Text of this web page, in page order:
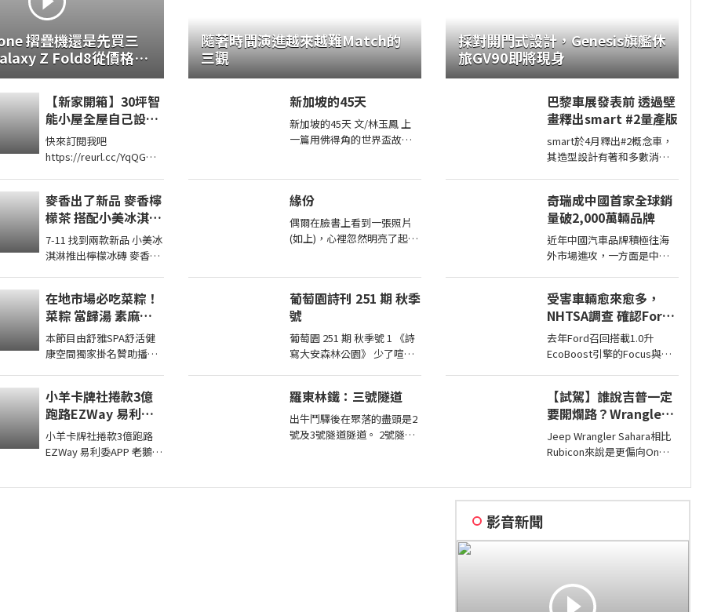
摺疊機還是先買三
Z Fold8從價格到
箱上手分析
【新家開箱】30坪智
能小屋全屋自己設
計！自己裝潢居然省
了100萬！
快來訂閱我吧
https://reurl.cc/YqQGW0
我的FB在這兒
https://reurl.cc/5d9p5q
我 ...
麥香出了新品 麥香檸
檬茶 搭配小美冰淇淋
新品 檸檬冰磚 好好
喝喔
7-11 找到兩款新品 小美冰
淇淋推出檸檬冰磚 麥香推
檸檬茶有香味 但喝起來不
酸 ...
在地市場必吃菜粽！
菜粽 當歸湯 素麻醬
乾麵台南美食 西港美
食 街頭小吃 美食 美
streetfood
本節目由舒雅SPA舒活健
康空間獨家掛名贊助播出
區育平五街79號
062985552 ...
小羊卡牌社捲款3億
跑路EZWay 易利委
APP 老鵝特搜1836
小羊卡牌社捲款3億跑路
EZWay 易利委APP 老鵝特
隨著時間演進越來越難Match的
三觀
新加坡的45天
新加坡的45天 文/林玉鳳 上
一篇用佛得角的世界盃故
緣份
偶爾在臉書上看到一張照片
(如上)，心裡忽然明亮了起
葡萄園詩刊 251 期 秋季
號
葡萄園 251 期 秋季號 1 《詩
寫大安森林公園》 少了喧
羅東林鐵：三號隧道
出牛鬥驛後在聚落的盡頭是2
號及3號隧道隧道。 2號隧道
採對開門式設計，Genesis旗艦休
旅GV90即將現身
巴黎車展發表前 透過壁
畫釋出smart #2量產版
smart於4月釋出#2概念車，
其造型設計有著和多數消費
亮相，近日smart就透過壁畫
公布#2量產版樣貌。
奇瑞成中國首家全球銷
量破2,000萬輛品牌
近年中國汽車品牌積極往海
外市場進攻，一方面是中國
宣布全球累積銷量突破2,000
萬輛，也是第一家達此成績
的中國汽車品牌。
受害車輛愈來愈多，
NHTSA調查 確認Ford
1.0升EcoBoost引擎正
時皮帶會產生碎屑導致
去年Ford召回搭載1.0升
EcoBoost引擎的Focus與
進入調查，之後甚至還擴大
範圍和技術工程分析，如今
則確認原因了。
【試駕】誰說吉普一定
要開爛路？Wrangler
Sahara開在平路一樣
順！
Jeep Wrangler Sahara相比
Rubicon來說是更偏向On
但這不表示Sahara的越野能
通過，但就跟標題講的一
影音新聞